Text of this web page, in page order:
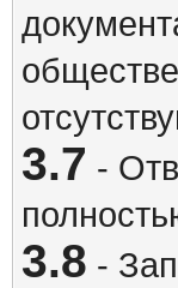
3.7 -
3.8 -